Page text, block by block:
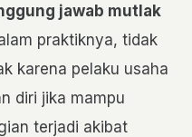
jawab mutlak
praktiknya, tidak
karena pelaku usaha
diri jika mampu
terjadi akibat